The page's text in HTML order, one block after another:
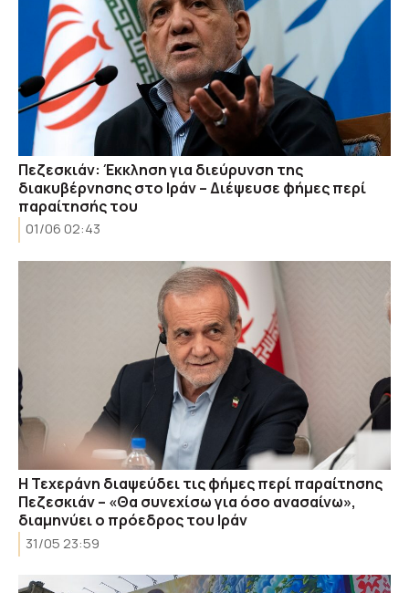
Πεζεσκιάν: Έκκληση για διεύρυνση της
διακυβέρνησης στο Ιράν – Διέψευσε φήμες περί
παραίτησής του
01/06 02:43
Η Τεχεράνη διαψεύδει τις φήμες περί παραίτησης
Πεζεσκιάν – «Θα συνεχίσω για όσο ανασαίνω»,
διαμηνύει ο πρόεδρος του Ιράν
31/05 23:59